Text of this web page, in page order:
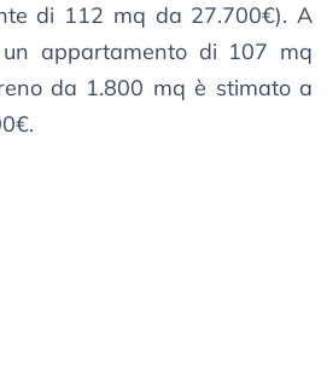
di 112 mq da 27.700€). A
un appartamento di 107 mq
da 1.800 mq è stimato a